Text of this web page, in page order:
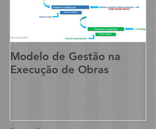
Modelo de Gestão na
Execução de Obras